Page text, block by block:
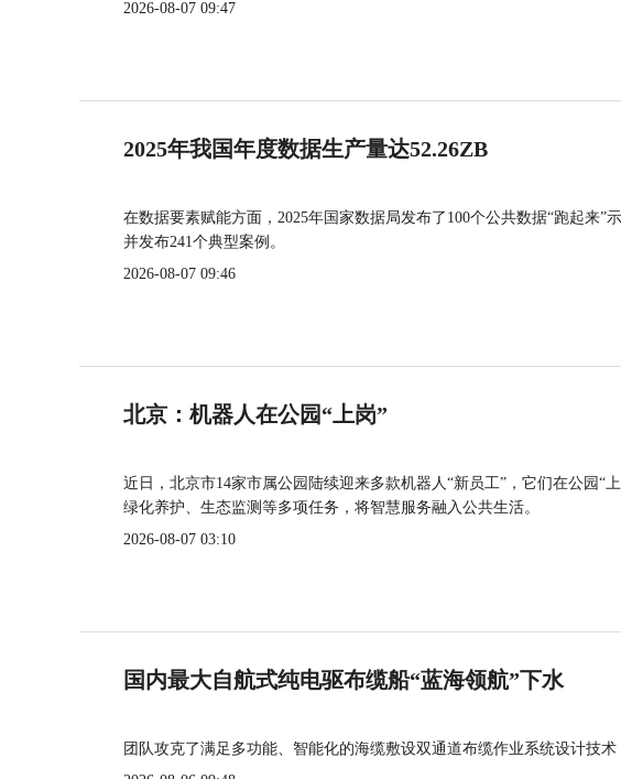
2026-08-07 09:47
2025年我国年度数据生产量达52.26ZB
在数据要素赋能方面，2025年国家数据局发布了100个公共数据“跑起来”
并发布241个典型案例。
2026-08-07 09:46
北京：机器人在公园“上岗”
近日，北京市14家市属公园陆续迎来多款机器人“新员工”，它们在公园“
绿化养护、生态监测等多项任务，将智慧服务融入公共生活。
2026-08-07 03:10
国内最大自航式纯电驱布缆船“蓝海领航”下水
团队攻克了满足多功能、智能化的海缆敷设双通道布缆作业系统设计技